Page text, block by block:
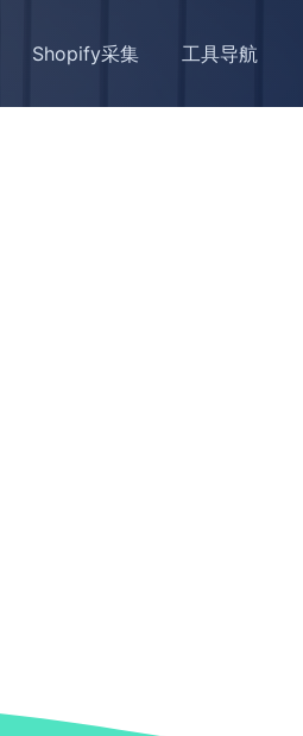
Shopify采集 工具导航